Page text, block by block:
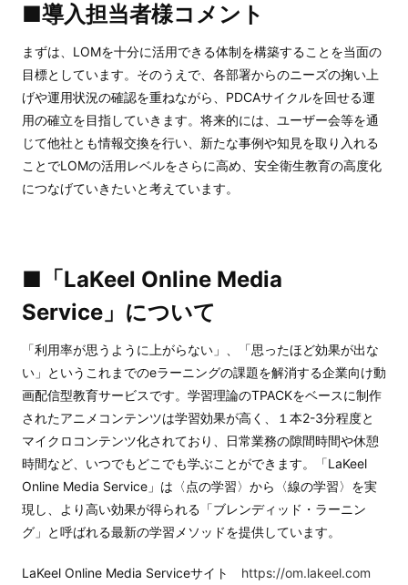
■導入担当者様コメント
まずは、LOMを十分に活用できる体制を構築することを当面の
目標としています。そのうえで、各部署からのニーズの掬い上
げや運用状況の確認を重ねながら、PDCAサイクルを回せる運
用の確立を目指していきます。将来的には、ユーザー会等を通
じて他社とも情報交換を行い、新たな事例や知見を取り入れる
ことでLOMの活用レベルをさらに高め、安全衛生教育の高度化
につなげていきたいと考えています。
■「LaKeel Online Media
Service」について
「利用率が思うように上がらない」、「思ったほど効果が出な
い」というこれまでのeラーニングの課題を解消する企業向け動
画配信型教育サービスです。学習理論のTPACKをベースに制作
されたアニメコンテンツは学習効果が高く、１本2-3分程度と
マイクロコンテンツ化されており、日常業務の隙間時間や休憩
時間など、いつでもどこでも学ぶことができます。「LaKeel
Online Media Service」は〈点の学習〉から〈線の学習〉を実
現し、より高い効果が得られる「ブレンディッド・ラーニン
グ」と呼ばれる最新の学習メソッドを提供しています。
LaKeel Online Media Serviceサイト https://om.lakeel.com